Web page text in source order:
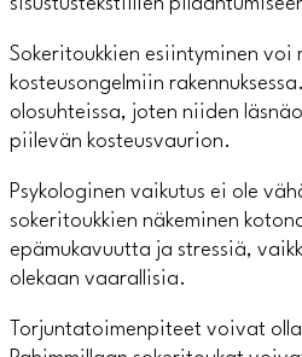
Sokeritoukkien esiintyminen voi
kosteusongelmiin
olosuhteissa, joten niiden
piilevän kosteusvaurion.
Psykologinen vaikutus ei ole
sokeritoukkien näkeminen
epämukavuutta ja stressiä,
olekaan vaarallisia.
Torjuntatoimenpiteet voivat